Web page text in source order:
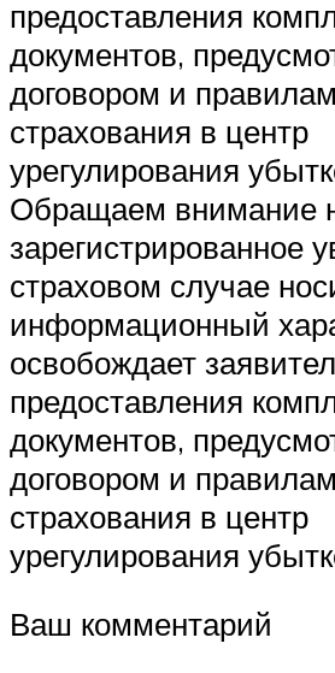
предоставления
документов,
договором и
страхования в центр
урегулирования
Обращаем внимание
зарегистрированное
страховом случае
информационный
освобождает
предоставления
документов,
договором и
страхования в центр
урегулирования
Ваш комментарий